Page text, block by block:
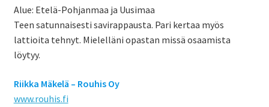
Alue: Etelä-Pohjanmaa ja Uusimaa
Teen satunnaisesti savirappausta. Pari kertaa myös
lattioita tehnyt. Mielelläni opastan missä osaamista
löytyy.
Riikka Mäkelä – Rouhis Oy
www.rouhis.fi